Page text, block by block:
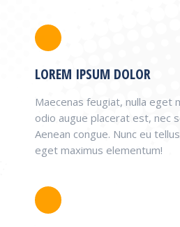
LOREM IPSUM DOLOR
Maecenas feugiat, nulla eget
odio augue placerat est, nec
Aenean congue. Nunc eu
eget maximus elementum!